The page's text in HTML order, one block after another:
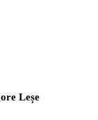
Leșe